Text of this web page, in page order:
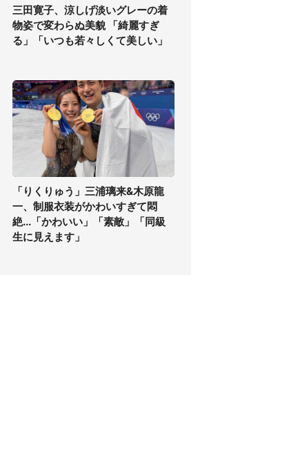
三田寛子、涼しげ淡いグレーの着
物姿で変わらぬ美貌 「綺麗すぎ
る」「いつも若々しくて美しい」
「りくりゅう」三浦璃来&木原龍
一、制服衣装がかわいすぎて悶
絶...「かわいい」「素敵」「同級
生に見えます」